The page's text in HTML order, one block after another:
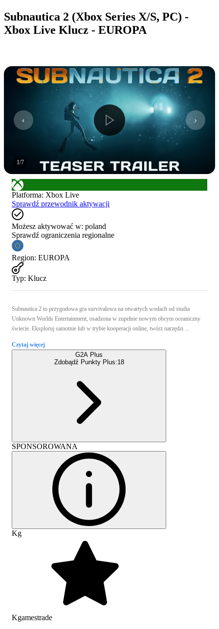
Subnautica 2 (Xbox Series X/S, PC) -
Xbox Live Klucz - EUROPA
1/7
Platforma: Xbox Live
Sprawdź przewodnik aktywacji
Możesz aktywować w: poland
Sprawdź ograniczenia regionalne
Region: EUROPA
Typ: Klucz
Subnautica 2 to przygodowa gra survivalowa na otwartych wodach od studia
Unknown Worlds Entertainment, osadzona w zupełnie nowym obcym oceaniczny
świecie. Eksploruj samotnie lub w trybie kooperacji online, twórz narzędzi ...
Czytaj więcej
G2A Plus
Zdobądź Punkty Plus:18
SPONSOROWANA
Kg
Kgamestrade